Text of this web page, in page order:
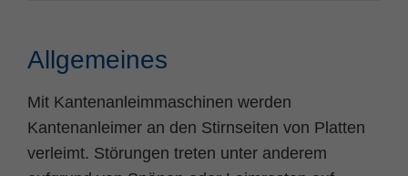
Allgemeines
Mit Kantenanleimmaschinen werden
Kantenanleimer an den Stirnseiten von Platten
verleimt. Störungen treten unter anderem